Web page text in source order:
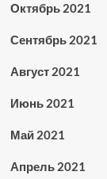
Октябрь 2021
Сентябрь 2021
Август 2021
Июнь 2021
Май 2021
Апрель 2021